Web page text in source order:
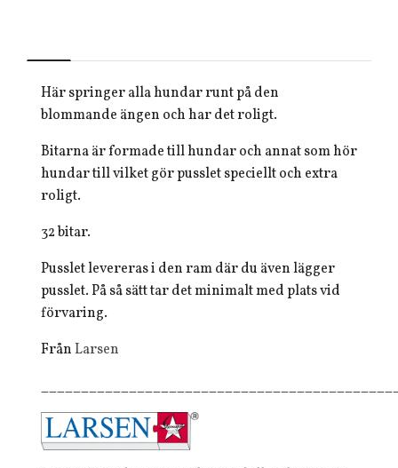
Här springer alla hundar runt på den
blommande ängen och har det roligt.
Bitarna är formade till hundar och annat som hör
hundar till vilket gör pusslet speciellt och extra
roligt.
32 bitar.
Pusslet levereras i den ram där du även lägger
pusslet. På så sätt tar det minimalt med plats vid
förvaring.
FrånLarsen